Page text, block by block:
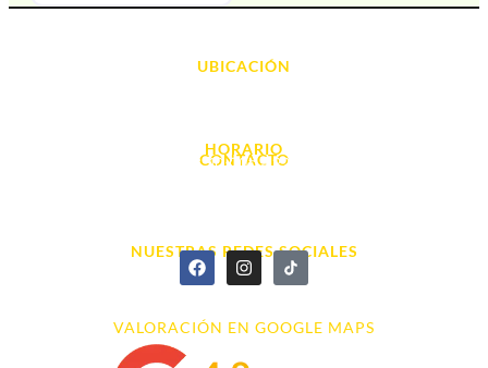
UBICACIÓN
HORARIO
L. - S. 10:00h a 22:00h
CONTACTO
NUESTRAS REDES SOCIALES
VALORACIÓN EN GOOGLE MAPS